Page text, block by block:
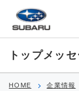
トップメッ
HOME 企業情報